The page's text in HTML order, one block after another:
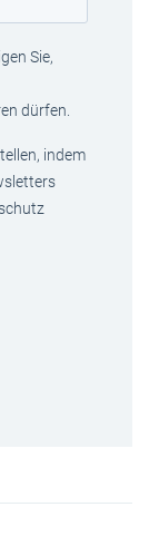
Sie,
dürfen.
indem